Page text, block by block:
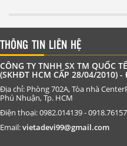
THÔNG TIN LIÊN HỆ
CÔNG TY TNHH SX TM QUỐC
(SKHĐT HCM CẤP 28/04/2010) -
Địa chỉ: Phòng 702A, Tòa nhà
Phú Nhuận, Tp. HCM
Điện thoại: 0982.014139 -
Email:vietadevi99@gmail.com